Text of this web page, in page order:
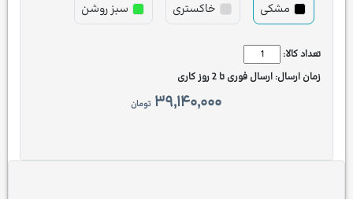
مشکی خاکستری سبز روشن
تعداد کالا:
زمان ارسال: ارسال فوری تا 2 روز کاری
۳۹,۱۴۰,۰۰۰ تومان